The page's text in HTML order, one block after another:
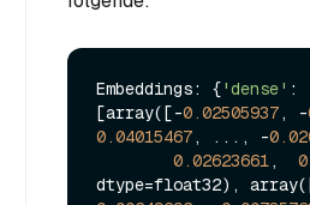
Embeddings: {'dense' :
[array([-0.02505937, -
0.04015467, ..., -
0.02623661,
dtype=float32),